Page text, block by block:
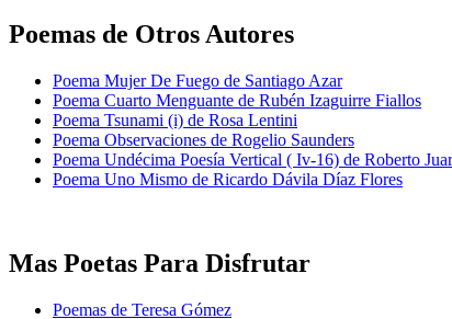
Poemas de Otros Autores
Poema Mujer De Fuego de Santiago Azar
Poema Cuarto Menguante de Rubén Izaguirre Fiallos
Poema Tsunami (i) de Rosa Lentini
Poema Observaciones de Rogelio Saunders
Poema Undécima Poesía Vertical ( Iv-16) de Roberto
Poema Uno Mismo de Ricardo Dávila Díaz Flores
Mas Poetas Para Disfrutar
Poemas de Teresa Gómez